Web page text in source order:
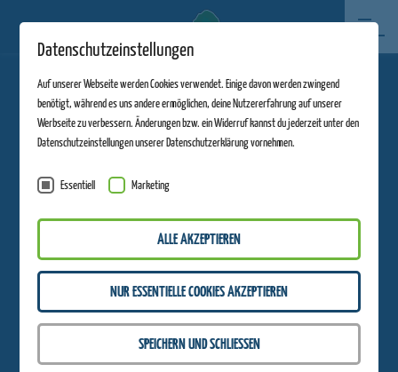
SCHARMÜTZELBOB
Suche
Datenschutzeinstellungen
Auf unserer Webseite werden Cookies verwendet. Einige davon werden zwingend
benötigt, während es uns andere ermöglichen, deine Nutzererfahrung auf unserer
Werbseite zu verbessern. Änderungen bzw. ein Widerruf kannst du jederzeit unter den
Datenschutzeinstellungen unserer Datenschutzerklärung vornehmen.
Essentiell Marketing
ALLE AKZEPTIEREN
NUR ESSENTIELLE COOKIES AKZEPTIEREN
SPEICHERN UND SCHLIESSEN